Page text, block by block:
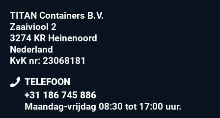
TITAN Containers B.V.
Zaaiviool 2
3274 KR Heinenoord
Nederland
KvK nr: 23068181
TELEFOON
+31 186 745 886
Maandag-vrijdag 08:30 tot 17:00 uur.